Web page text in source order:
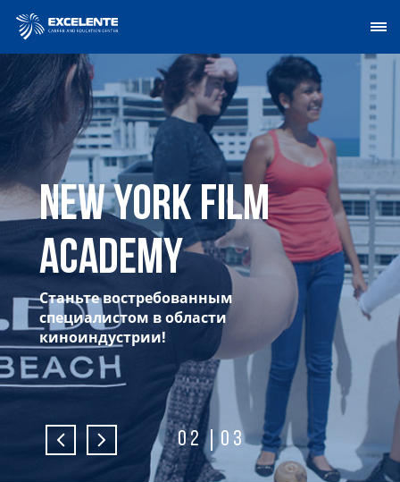
New York Film
Academy
Станьте востребованным
специалистом в области
киноиндустрии!
02 03